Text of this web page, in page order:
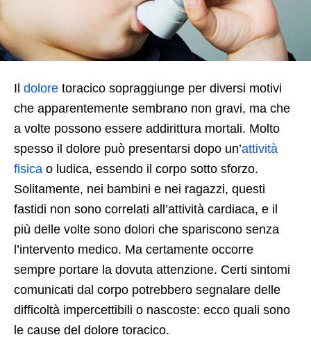
Il dolore toracico sopraggiunge per diversi motivi
che apparentemente sembrano non gravi, ma che
a volte possono essere addirittura mortali. Molto
spesso il dolore può presentarsi dopo un’attività
fisica o ludica, essendo il corpo sotto sforzo.
Solitamente, nei bambini e nei ragazzi, questi
fastidi non sono correlati all’attività cardiaca, e il
più delle volte sono dolori che spariscono senza
l’intervento medico. Ma certamente occorre
sempre portare la dovuta attenzione. Certi sintomi
comunicati dal corpo potrebbero segnalare delle
difficoltà impercettibili o nascoste: ecco quali sono
le cause del dolore toracico.